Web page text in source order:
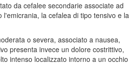
da cefalee secondarie associate ad
la cefalea di tipo tensivo e la
o severa, associato a nausea,
presenta invece un dolore costrittivo,
intenso localizzato intorno a un occhio